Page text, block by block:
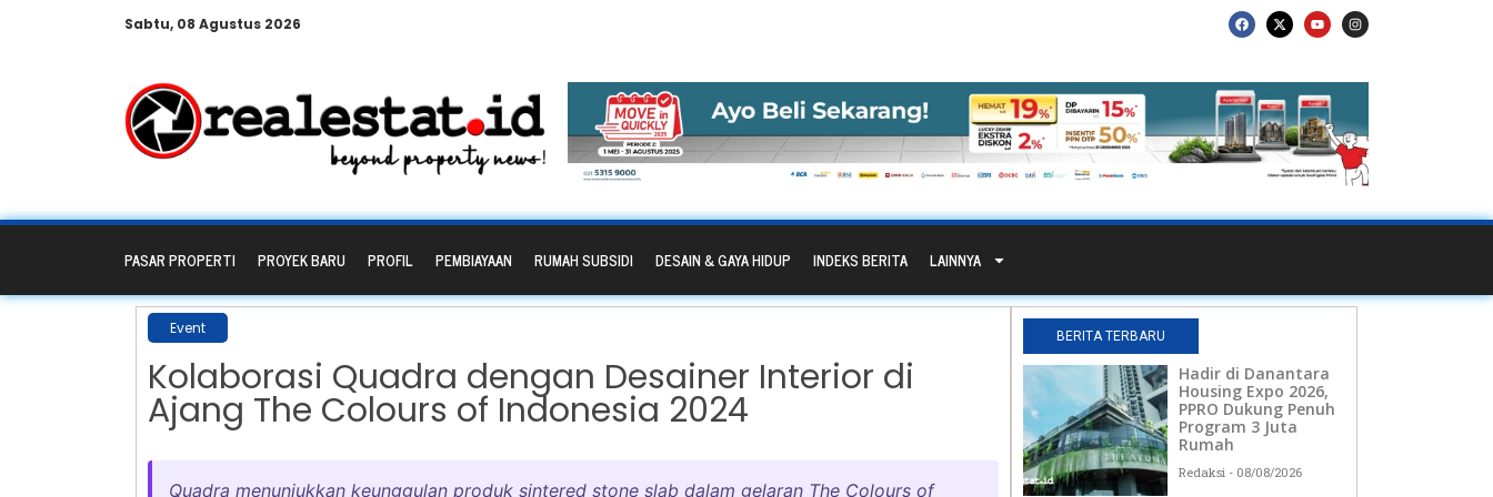
Sabtu, 08 Agustus 2026
PASAR PROPERTI PROYEK BARU PROFIL PEMBIAYAAN RUMAH SUBSIDI DESAIN & GAYA HIDUP INDEKS BERITA LAINNYA
Event
Kolaborasi Quadra dengan Desainer Interior di
Ajang The Colours of Indonesia 2024
Quadra menunjukkan keunggulan produk sintered stone slab dalam gelaran The Colours of
BERITA TERBARU
Hadir di Danantara
Housing Expo 2026,
PPRO Dukung Penuh
Program 3 Juta
Rumah
Redaksi 08/08/2026